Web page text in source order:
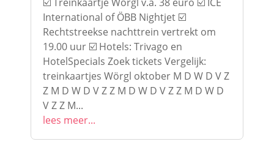
International of ÖBB Nightjet ☑️
Rechtstreekse nachttrein vertrekt om
19.00 uur ☑️ Hotels: Trivago en
HotelSpecials Zoek tickets Vergelijk:
treinkaartjes Wörgl oktober M D W D V Z
Z M D W D V Z Z M D W D V Z Z M D W D
V Z Z M...
lees meer...